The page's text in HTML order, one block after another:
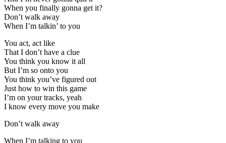
When you finally gonna get it?
Don’t walk away
When I’m talkin’ to you
You act, act like
That I don’t have a clue
You think you know it all
But I’m so onto you
You think you’ve figured out
Just how to win this game
I’m on your tracks, yeah
I know every move you make
Don’t walk away
When I’m talking to you